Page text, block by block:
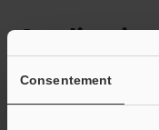
Consentement
Application
Bouteille en